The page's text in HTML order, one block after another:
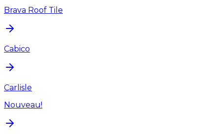
Brava Roof Tile
Cabico
Carlisle
Nouveau!